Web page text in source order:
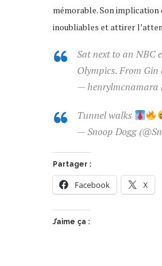
mémorable. Son
inoubliables et attirer
Sat next to an NBC
Olympics. From
—
Tunnel walks
— Snoop Dogg
Partager :
Facebook X
J’aime ça :